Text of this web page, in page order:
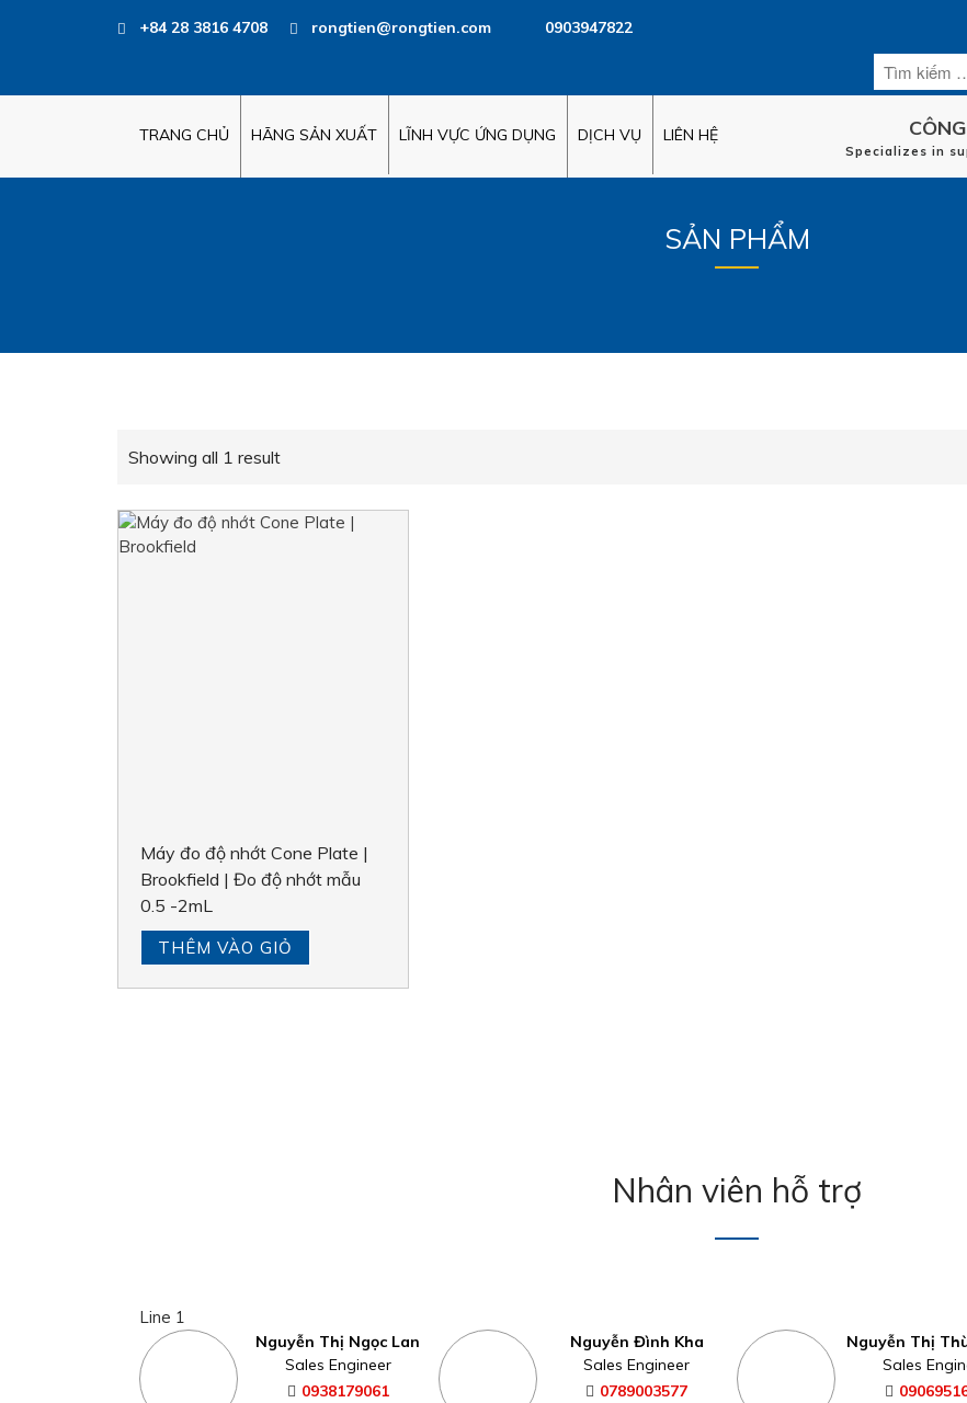
+84 28 3816 4708 rongtien@rongtien.com 0903947822
Specializes in
TRANG CHỦ HÃNG SẢN XUẤT LĨNH VỰC ỨNG DỤNG DỊCH VỤ LIÊN HỆ
SẢN PHẨM
Showing all 1 result
Máy đo độ nhớt Cone Plate |
Brookfield | Đo độ nhớt mẫu
0.5 -2mL
THÊM VÀO GIỎ
Nhân viên hỗ trợ
Line 1
Nguyễn Thị Ngọc Lan
Sales Engineer
0938179061
Nguyễn Đình Kha
Sales Engineer
0789003577
Nguyễn Thị
Sales